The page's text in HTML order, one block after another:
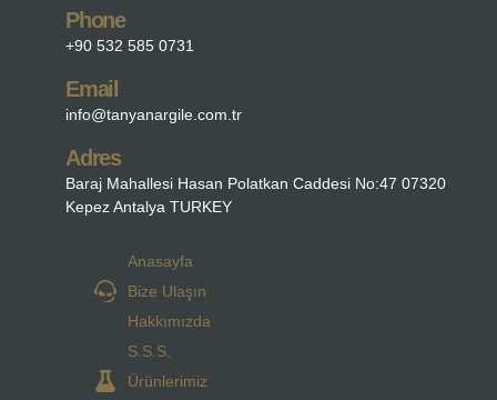
Phone
+90 532 585 0731
Email
info@tanyanargile.com.tr
Adres
Baraj Mahallesi Hasan Polatkan Caddesi No:47 07320
Kepez Antalya TURKEY
Anasayfa
Bize Ulaşın
Hakkımızda
S.S.S.
Ürünlerimiz